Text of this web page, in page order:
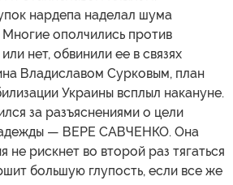
нардепа наделал шума
Многие ополчились против
нет, обвинили ее в связях
Владиславом Сурковым, план
Украины всплыл накануне.
за разъяснениями о цели
— ВЕРЕ САВЧЕНКО. Она
не рискнет во второй раз тягаться
большую глупость, если все же